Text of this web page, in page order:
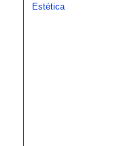
Estética